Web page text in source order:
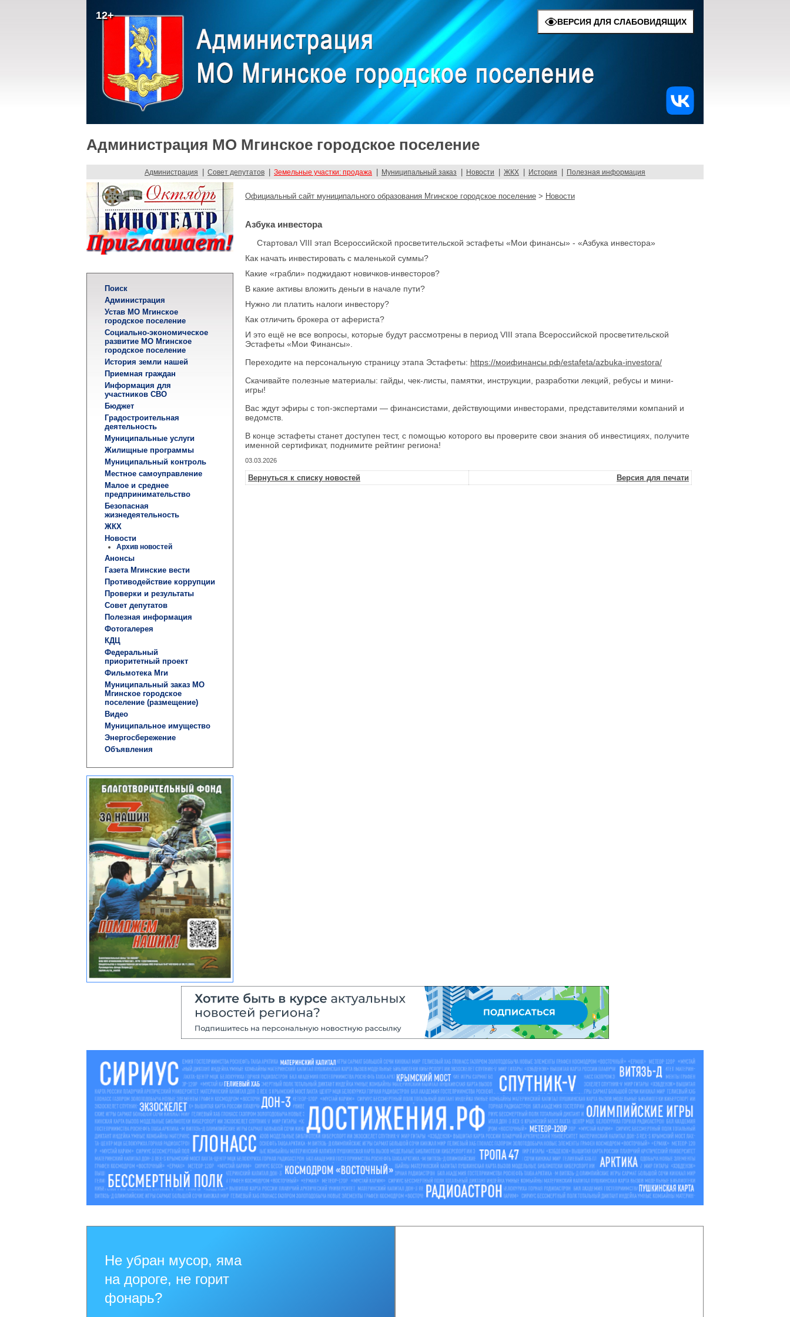
ВЕРСИЯ ДЛЯ СЛАБОВИДЯЩИХ
12+
Администрация МО Мгинское городское поселение
Администрация Совет депутатов Земельные участки: продажа Муниципальный заказ Новости ЖКХ История Полезная информация
Поиск
Администрация
Устав МО Мгинское
городское поселение
Социально-экономическое
развитие МО Мгинское
городское поселение
История земли нашей
Приемная граждан
Информация для
участников СВО
Бюджет
Градостроительная
деятельность
Муниципальные услуги
Жилищные программы
Муниципальный контроль
Местное самоуправление
Малое и среднее
предпринимательство
Безопасная
жизнедеятельность
ЖКХ
Новости
Архив новостей
Анонсы
Газета Мгинские вести
Противодействие коррупции
Проверки и результаты
Совет депутатов
Полезная информация
Фотогалерея
КДЦ
Федеральный
приоритетный проект
Фильмотека Мги
Муниципальный заказ МО
Мгинское городское
поселение (размещение)
Видео
Муниципальное имущество
Энергосбережение
Объявления
Официальный сайт муниципального образования Мгинское городское поселение > Новости
Азбука инвестора
Стартовал VIII этап Всероссийской просветительской эстафеты «Мои финансы» - «Азбука инвестора»
Как начать инвестировать с маленькой суммы?
Какие «грабли» поджидают новичков-инвесторов?
В какие активы вложить деньги в начале пути?
Нужно ли платить налоги инвестору?
Как отличить брокера от афериста?
И это ещё не все вопросы, которые будут рассмотрены в период VIII этапа Всероссийской просветительской
Эстафеты «Мои Финансы».
Переходите на персональную страницу этапа Эстафеты: https://моифинансы.рф/estafeta/azbuka-investora/
Скачивайте полезные материалы: гайды, чек-листы, памятки, инструкции, разработки лекций, ребусы и мини-
игры!
Вас ждут эфиры с топ-экспертами — финансистами, действующими инвесторами, представителями компаний и
ведомств.
В конце эстафеты станет доступен тест, с помощью которого вы проверите свои знания об инвестициях, получите
именной сертификат, поднимите рейтинг региона!
03.03.2026
Вернуться к списку новостей Версия для печати
Не убран мусор, яма
на дороге, не горит
фонарь?